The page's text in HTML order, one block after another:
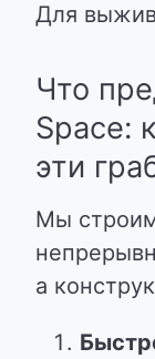
Для
Что
Space:
эти
Мы
а